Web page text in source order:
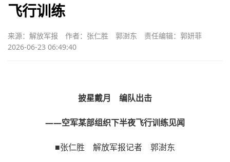
飞行训练
来源：解放军报 作者：张仁胜 郭澍东
责任编辑：郭妍菲
2026-06-23 06:49:40
披星戴月 编队出击
——空军某部组织下半夜飞行训练见闻
■张仁胜 解放军报记者 郭澍东